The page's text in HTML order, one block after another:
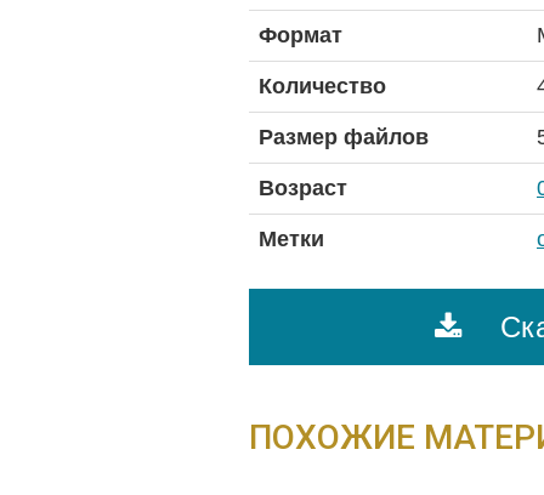
Формат
Количество
Размер файлов
Возраст
Метки
ПОХОЖИЕ